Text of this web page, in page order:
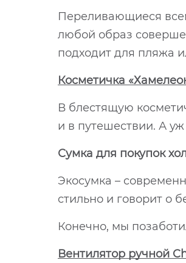
Переливающиеся
любой образ
подходит для пляжа
Косметичка
В блестящую
и в путешествии. А
Сумка для покупок
Экосумка –
стильно и говорит о
Конечно, мы
Вентилятор ручной